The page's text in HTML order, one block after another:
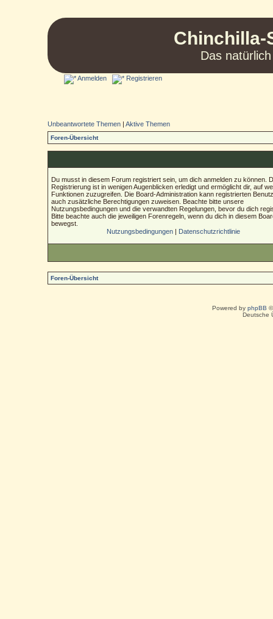
Chinchilla-
Das
Anmelden Registrieren
Unbeantwortete Themen |Aktive Themen
Foren-Übersicht
Du musst in diesem Forum registriert sein, um dich anmelden zu können.
Registrierung ist in wenigen Augenblicken erledigt und ermöglicht dir, auf
Funktionen zuzugreifen. Die Board-Administration kann registrierten
auch zusätzliche Berechtigungen zuweisen. Beachte bitte unsere
Nutzungsbedingungen und die verwandten Regelungen, bevor du dich
Bitte beachte auch die jeweiligen Forenregeln, wenn du dich in diesem
bewegst.
Nutzungsbedingungen| Datenschutzrichtlinie
Foren-Übersicht
Powered by phpBB
Deutsche